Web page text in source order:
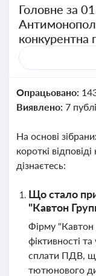
Головне за
конкурентна
Опрацьовано:
Виявлено: 7
На основі
короткі
дізнаєтесь:
Що стало
"Кавтон
Фірму "Кавтон
фіктивності
сплати ПДВ,
тютюнового